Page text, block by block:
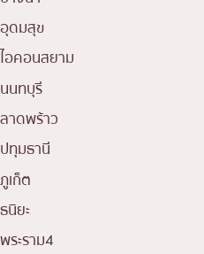
อุดมสุข
ไอคอนสยาม
นนทบุรี
ลาดพร้าว
ปทุมธานี
ภูเก็ต
ธนิยะ
พระราม4